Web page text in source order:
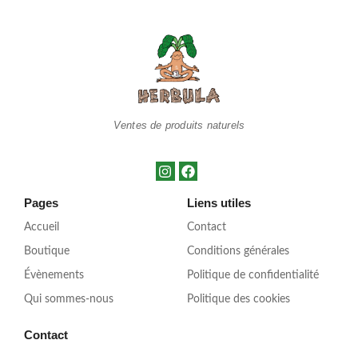
Ventes de produits naturels
Pages
Accueil
Boutique
Évènements
Qui sommes-nous
Liens utiles
Contact
Conditions générales
Politique de confidentialité
Politique des cookies
Contact